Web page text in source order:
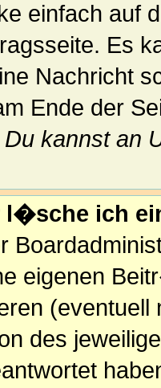
einfach auf
Es
Nachricht
Ende der
kannst an
l�sche ich
eigenen
des